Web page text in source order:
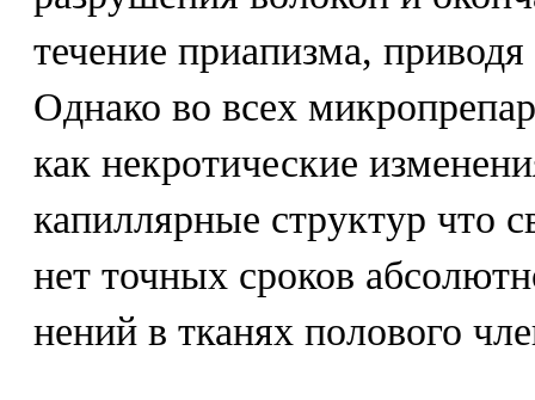
течение приапизма,
Однако во всех
как некротические
капиллярные структур что
нет точных сроков
нений в тканях полового